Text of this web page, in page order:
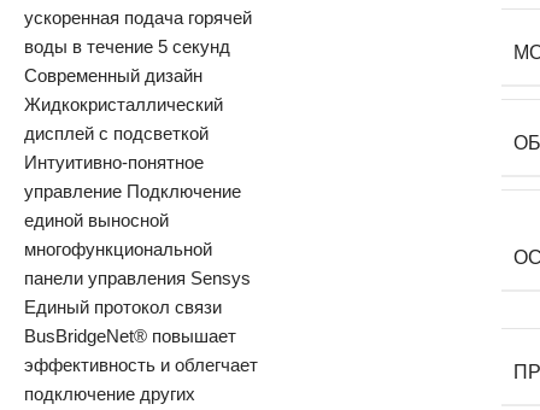
ускоренная подача горячей
воды в течение 5 секунд
Современный дизайн
Жидкокристаллический
дисплей с подсветкой
Интуитивно-понятное
управление Подключение
единой выносной
многофункциональной
панели управления Sensys
Единый протокол связи
BusBridgeNet® повышает
эффективность и облегчает
подключение других